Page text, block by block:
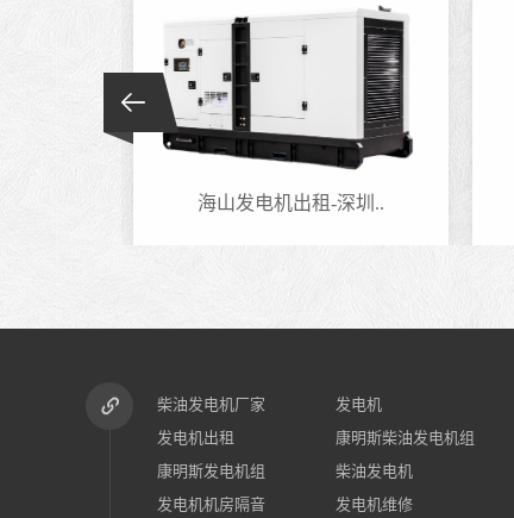
海山发电机出租-深圳..
柴油发电机厂家 发电机
发电机出租
康明斯柴油发电机组
康明斯发电机组
柴油发电机
发电机机房隔音
发电机维修